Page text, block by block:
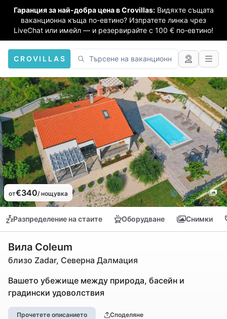
Гаранция за най-добра цена в Crovillas: Видяхте същата
ваканционна къща по-евтино? Изпратете линка чрез
LiveChat или имейл — и резервирайте с 100 € по-евтино!
CROVILLAS
от€340/ нощувка
Разпределение на стаите Оборудване Снимки
Вила Coleum
близо Zadar, Северна Далмация
Вашето убежище между природа, басейн и
градински удоволствия
Прочетете описанието Споделяне